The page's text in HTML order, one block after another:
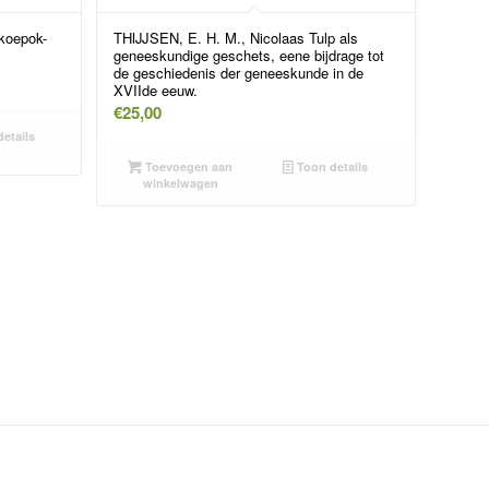
THIJJSEN, E. H. M., Nicolaas Tulp als
geneeskundige geschets, eene bijdrage tot
de geschiedenis der geneeskunde in de
XVIIde eeuw.
€25,00
Toevoegen aan
winkelwagen
Toon details